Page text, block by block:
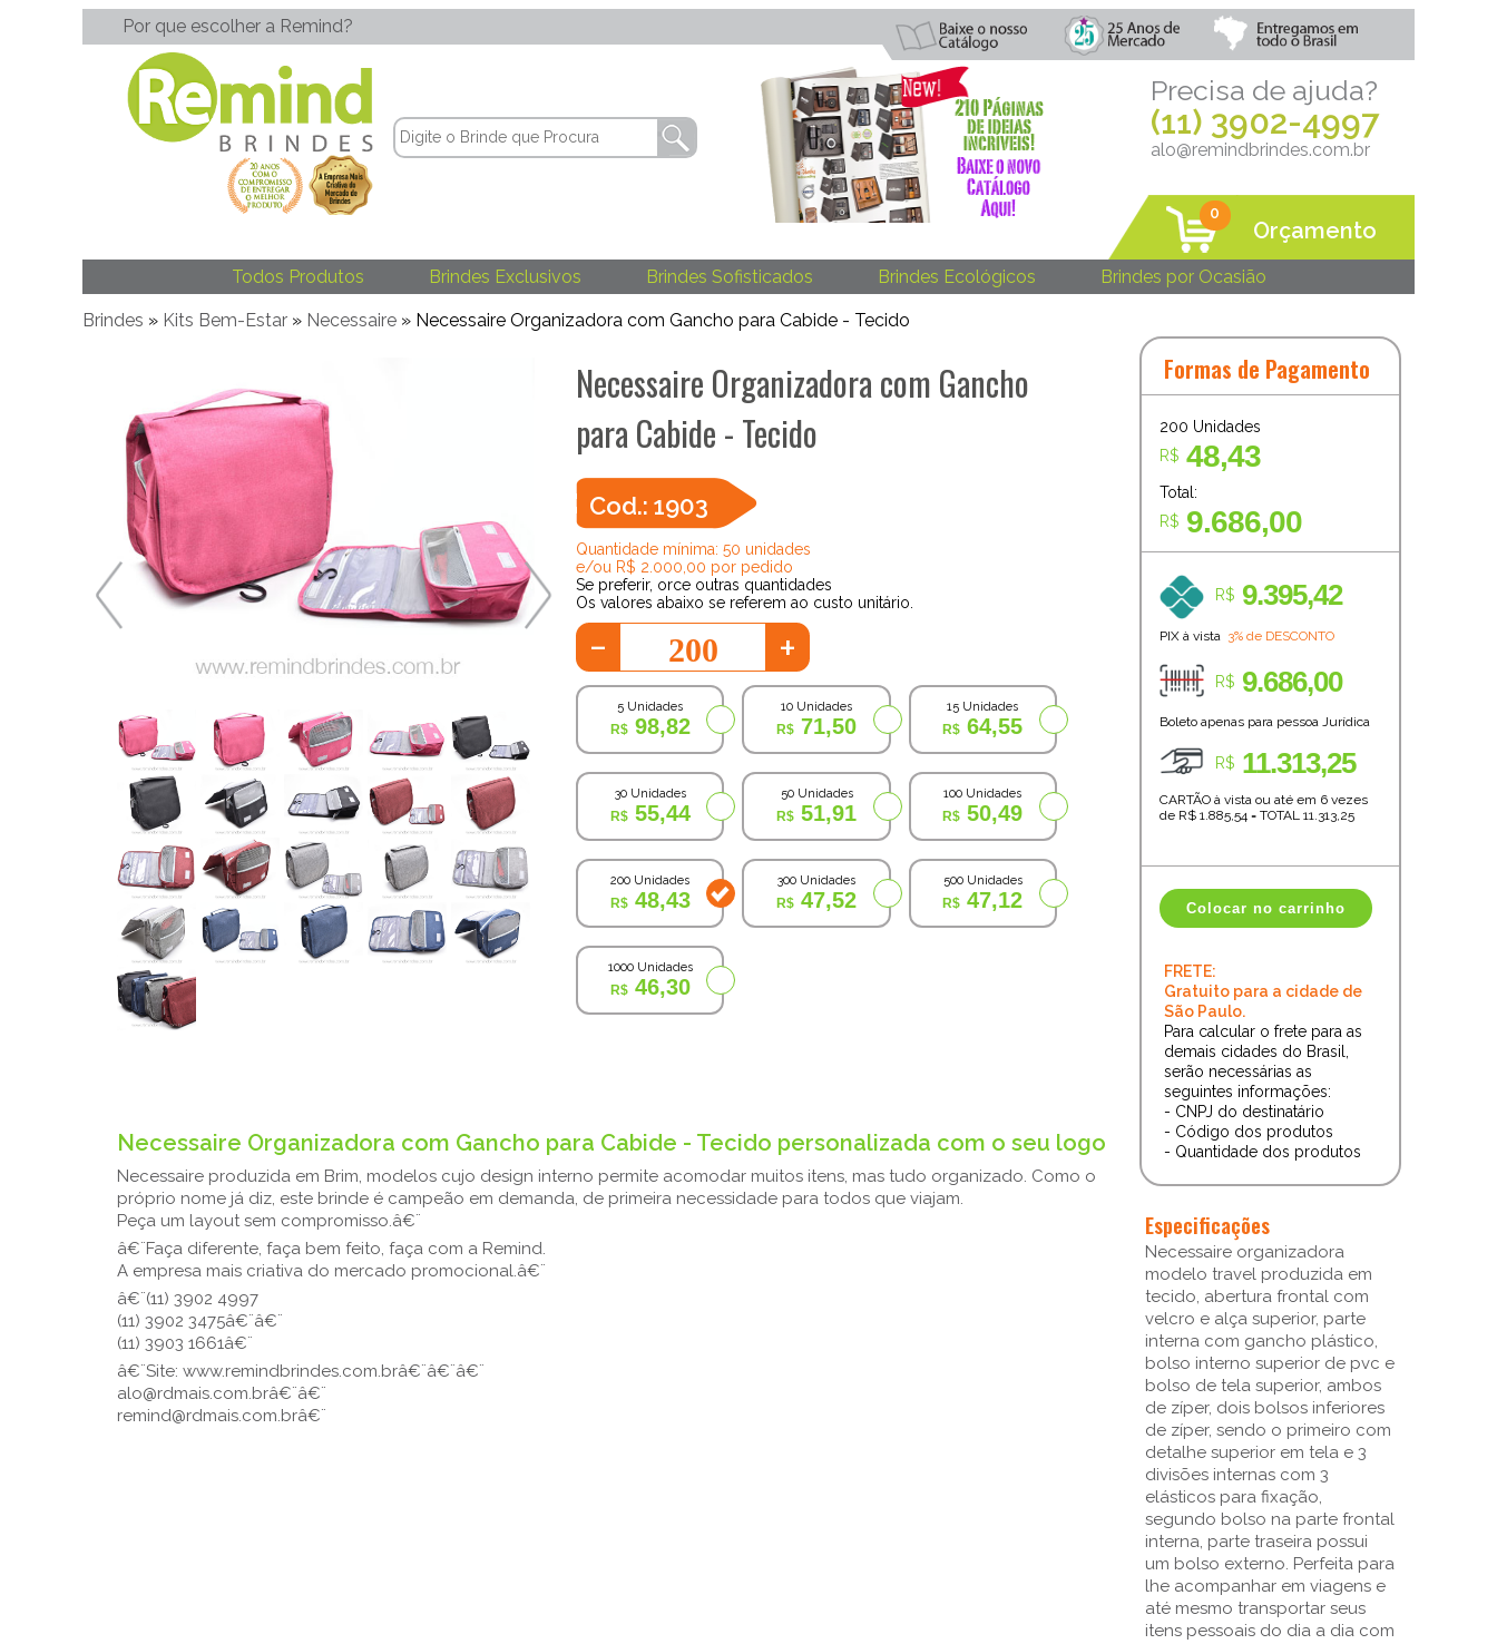
Por que escolher a Remind?
Precisa de ajuda?
(11) 3902-4997
alo@remindbrindes.com.br
0
Orçamento
Todos Produtos Brindes Exclusivos Brindes Sofisticados Brindes Ecológicos Brindes por Ocasião
Brindes » Kits Bem-Estar » Necessaire » Necessaire Organizadora com Gancho para Cabide - Tecido
Necessaire Organizadora com Gancho
para Cabide - Tecido
Cod.: 1903
Quantidade mínima: 50 unidades
e/ou R$ 2.000,00 por pedido
Se preferir, orce outras quantidades
Os valores abaixo se referem ao custo unitário.
- +
5 Unidades
98,82
10 Unidades
71,50
15 Unidades
64,55
30 Unidades
55,44
50 Unidades
51,91
100 Unidades
50,49
200 Unidades
48,43
300 Unidades
47,52
500 Unidades
47,12
1000 Unidades
46,30
Necessaire Organizadora com Gancho para Cabide - Tecido personalizada com o seu logo
Necessaire produzida em Brim, modelos cujo design interno permite acomodar muitos itens, mas tudo organizado. Como o
próprio nome já diz, este brinde é campeão em demanda, de primeira necessidade para todos que viajam.
Peça um layout sem compromisso.â€¨
â€¨Faça diferente, faça bem feito, faça com a Remind.
A empresa mais criativa do mercado promocional.â€¨
â€¨(11) 3902 4997
(11) 3902 3475â€¨â€¨
(11) 3903 1661â€¨
â€¨Site: www.remindbrindes.com.brâ€¨â€¨â€¨
alo@rdmais.com.brâ€¨â€¨
remind@rdmais.com.brâ€¨
Formas de Pagamento
200 Unidades
R$ 48,43
Total:
R$ 9.686,00
R$ 9.395,42
PIX à vista 3% de DESCONTO
R$ 9.686,00
Boleto apenas para pessoa Jurídica
R$ 11.313,25
CARTÃO à vista ou até em 6 vezes
de R$1.885,54 =TOTAL11.313,25
Colocar no carrinho
FRETE:
Gratuito para a cidade de
São Paulo.
Para calcular o frete para as
demais cidades do Brasil,
serão necessárias as
seguintes informações:
- CNPJ do destinatário
- Código dos produtos
- Quantidade dos produtos
Especificações
Necessaire organizadora
modelo travel produzida em
tecido, abertura frontal com
velcro e alça superior, parte
interna com gancho plástico,
bolso interno superior de pvc e
bolso de tela superior, ambos
de zíper, dois bolsos inferiores
de zíper, sendo o primeiro com
detalhe superior em tela e 3
divisões internas com 3
elásticos para fixação,
segundo bolso na parte frontal
interna, parte traseira possui
um bolso externo. Perfeita para
lhe acompanhar em viagens e
até mesmo transportar seus
itens pessoais do dia a dia com